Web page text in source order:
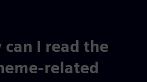
can I read the
related